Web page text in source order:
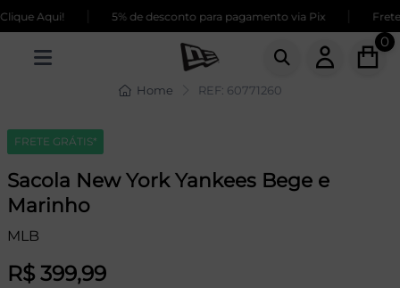
Aqui! 5% de desconto para pagamento via Pix
0
Home REF: 60771260
FRETE GRÁTIS*
Sacola New York Yankees Bege e
Marinho
MLB
R$ 399,99